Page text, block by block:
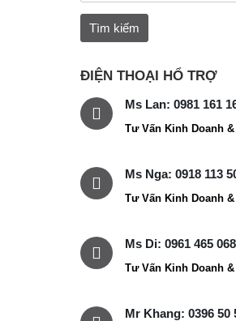
ĐIỆN THOẠI HỔ TRỢ
Ms Lan: 0981 161
Tư Vấn Kinh Doanh
Ms Nga: 0918 113
Tư Vấn Kinh Doanh
Ms Di: 0961 465 068
Tư Vấn Kinh Doanh
Mr Khang: 0396 50